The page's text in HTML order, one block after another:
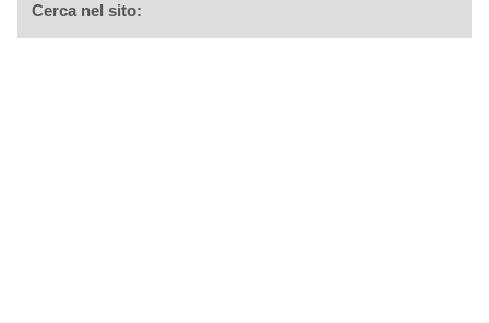
Cerca nel sito: